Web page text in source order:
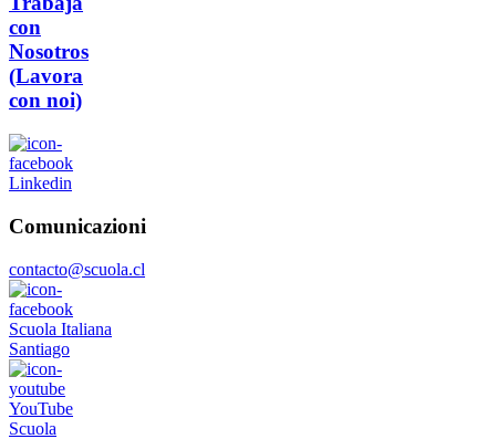
con
Nosotros
(Lavora
con noi)
Linkedin
Comunicazioni
contacto@scuola.cl
Scuola Italiana
Santiago
YouTube
Scuola